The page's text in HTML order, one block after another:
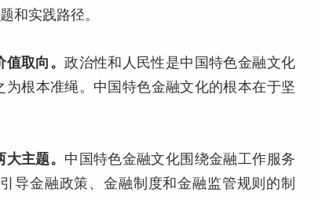
和实践路径。
值取向。政治性和人民性是中国特色金融文化
根本准绳。中国特色金融文化的根本在于坚
主题。 中国特色金融文化围绕金融工作服务
导金融政策、金融制度和金融监管规则的制